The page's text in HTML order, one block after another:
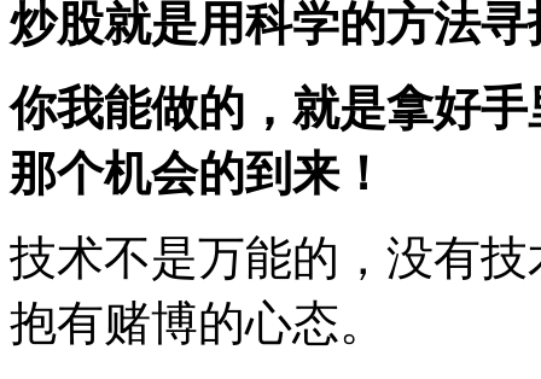
炒股就是用科学的方法
你我能做的，就是拿好
那个机会的到来！
技术不是万能的，没有
抱有赌博的心态。